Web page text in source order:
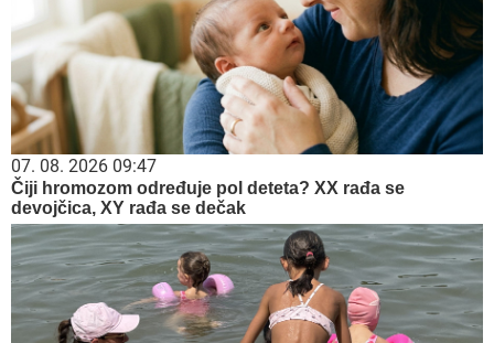
07. 08. 2026 09:47
Čiji hromozom određuje pol deteta? XX rađa se
devojčica, XY rađa se dečak